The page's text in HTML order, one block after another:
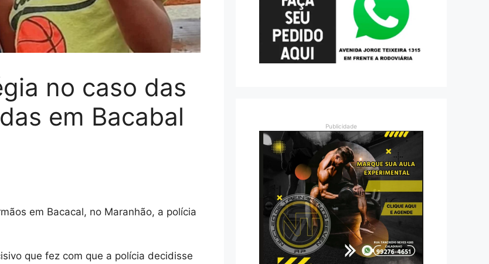
no caso das
em Bacabal
em Bacacal, no Maranhão, a polícia
que fez com que a polícia decidisse
Publicidade